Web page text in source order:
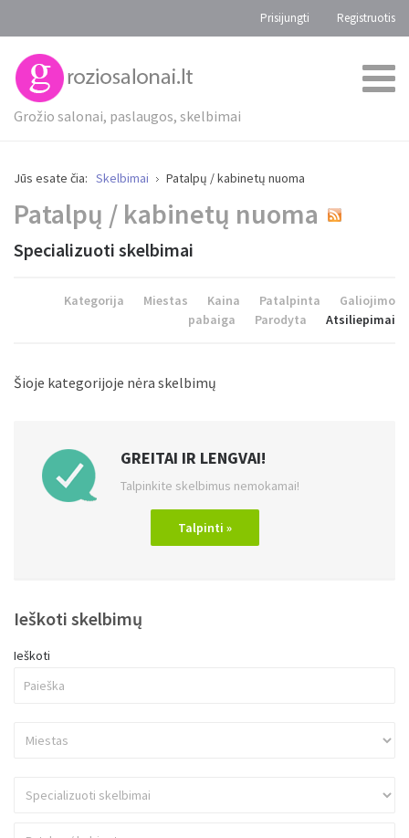
Prisijungti Registruotis
Grožio salonai, paslaugos, skelbimai
Jūs esate čia: Skelbimai Patalpų / kabinetų nuoma
Patalpų / kabinetų nuoma
Specializuoti skelbimai
Kategorija Miestas Kaina Patalpinta
Galiojimo
pabaiga
Parodyta Atsiliepimai
Šioje kategorijoje nėra skelbimų
GREITAI IR LENGVAI!
Talpinkite skelbimus nemokamai!
Talpinti »
Ieškoti skelbimų
Ieškoti